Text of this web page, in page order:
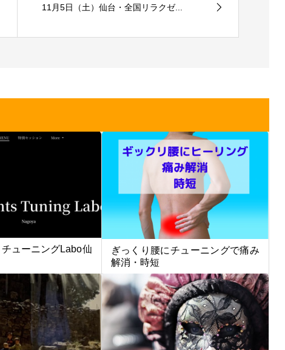
11月5日（土）仙台・全国リラクゼ...
ューニングLabo仙
ぎっくり腰にチューニングで痛み
解消・時短